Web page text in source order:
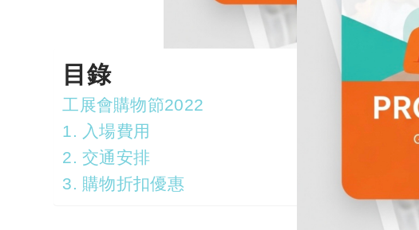
目錄
工展會購物節2022
1. 入場費用
2. 交通安排
3. 購物折扣優惠